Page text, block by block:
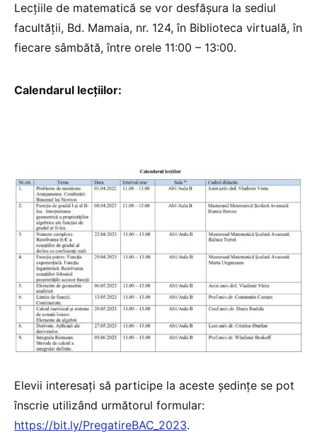
Lecțiile de matematică se vor desfășura la sediul
facultății, Bd. Mamaia, nr. 124, în Biblioteca virtuală, în
fiecare sâmbătă, între orele 11:00 – 13:00.
Calendarul lecțiilor:
Elevii interesați să participe la aceste ședințe se pot
înscrie utilizând următorul formular:
https://bit.ly/PregatireBAC_2023.